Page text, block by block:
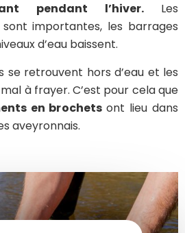
pendant l’hiver.Les
importantes, les barrages
d’eau baissent.
se retrouvent hors d’eau et les
à frayer. C’est pour cela que
en brochetsont lieu dans
aveyronnais.